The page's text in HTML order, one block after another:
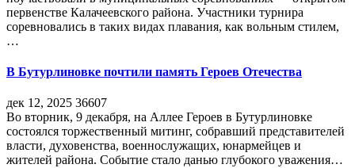
первенстве Калачеевского района. Участники турнира
соревновались в таких видах плавания, как вольным стилем,
…
В Бутурлиновке почтили память Героев Отечества
дек 12, 2025 36607
Во вторник, 9 декабря, на Аллее Героев в Бутурлиновке
состоялся торжественный митинг, собравший представителей
власти, духовенства, военнослужащих, юнармейцев и
жителей района. Событие стало данью глубокого уважения…